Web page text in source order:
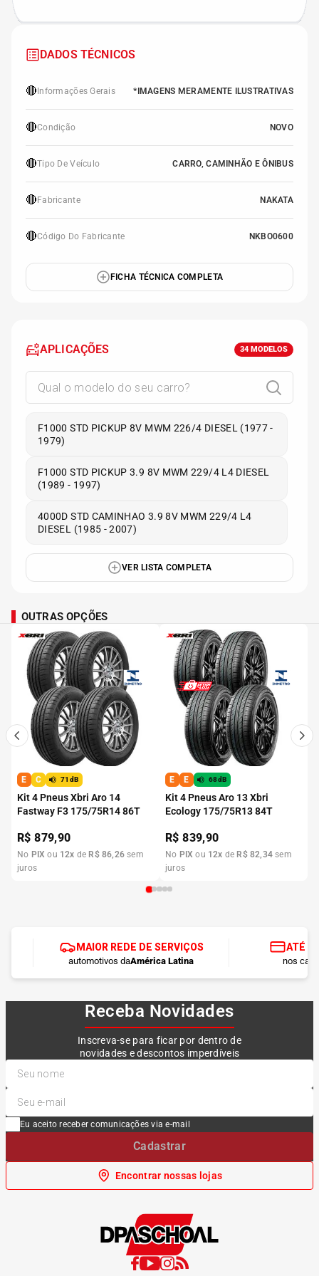
DADOS TÉCNICOS
🔴 Informações Gerais *IMAGENS MERAMENTE ILUSTRATIVAS
🔴Condição NOVO
🔴Tipo De Veículo CARRO, CAMINHÃO E ÔNIBUS
🔴 Fabricante NAKATA
🔴Código Do Fabricante NKBO0600
FICHA TÉCNICA COMPLETA
APLICAÇÕES 34 MODELOS
F1000 STD PICKUP 8V MWM 226/4 DIESEL (1977 -
1979)
F1000 STD PICKUP 3.9 8V MWM 229/4 L4 DIESEL
(1989 - 1997)
4000D STD CAMINHAO 3.9 8V MWM 229/4 L4
DIESEL (1985 - 2007)
VER LISTA COMPLETA
OUTRAS OPÇÕES
E C 71dB
Kit 4 Pneus Xbri Aro 14
Fastway F3 175/75R14 86T
R$879,90
No PIX ou 12x de R$ 86,26 sem
juros
E E 68dB
Kit 4 Pneus Aro 13 Xbri
Ecology 175/75R13 84T
R$839,90
No PIX ou 12x de R$ 82,34 sem
juros
MAIOR REDE DE SERVIÇOS
automotivos daAmérica Latina
ATÉ
nos
Receba Novidades
Inscreva-se para ficar por dentro de
novidades e descontos imperdíveis
Eu aceito receber comunicações via e-mail
Cadastrar
Encontrar nossas lojas